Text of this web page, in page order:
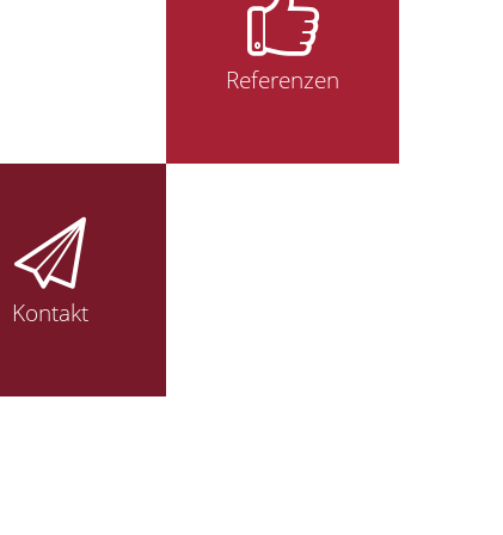
Referenzen
Kontakt